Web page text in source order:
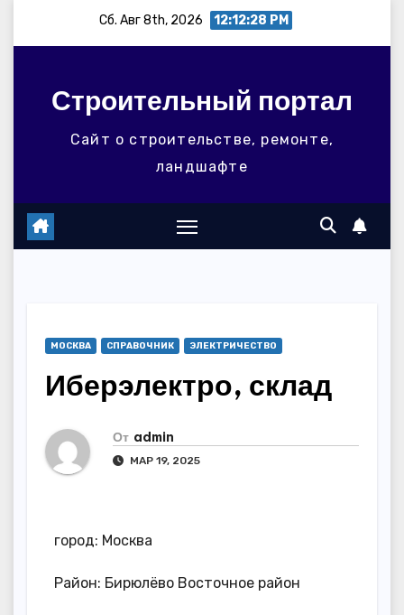
Сб. Авг 8th, 2026 12:12:29 PM
Строительный портал
Сайт о строительстве, ремонте,
ландшафте
МОСКВА СПРАВОЧНИК ЭЛЕКТРИЧЕСТВО
Иберэлектро, склад
От admin
МАР 19, 2025
город: Москва
Район: Бирюлёво Восточное район